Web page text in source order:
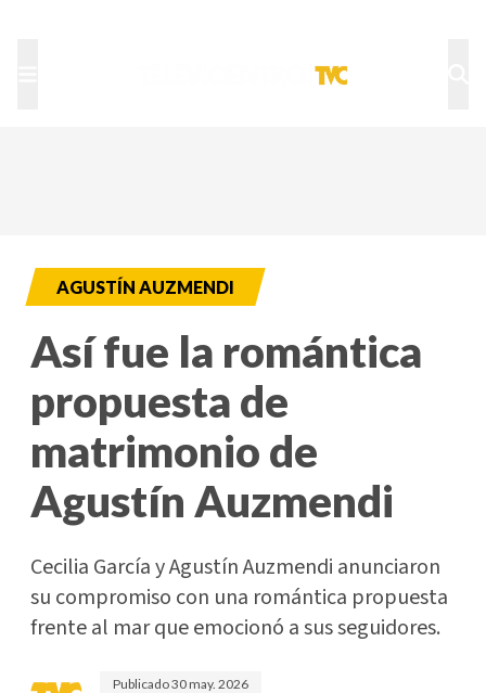
AGUSTÍN AUZMENDI
Así fue la romántica
propuesta de
matrimonio de
Agustín Auzmendi
Cecilia García y Agustín Auzmendi anunciaron
su compromiso con una romántica propuesta
frente al mar que emocionó a sus seguidores.
Publicado30 may. 2026